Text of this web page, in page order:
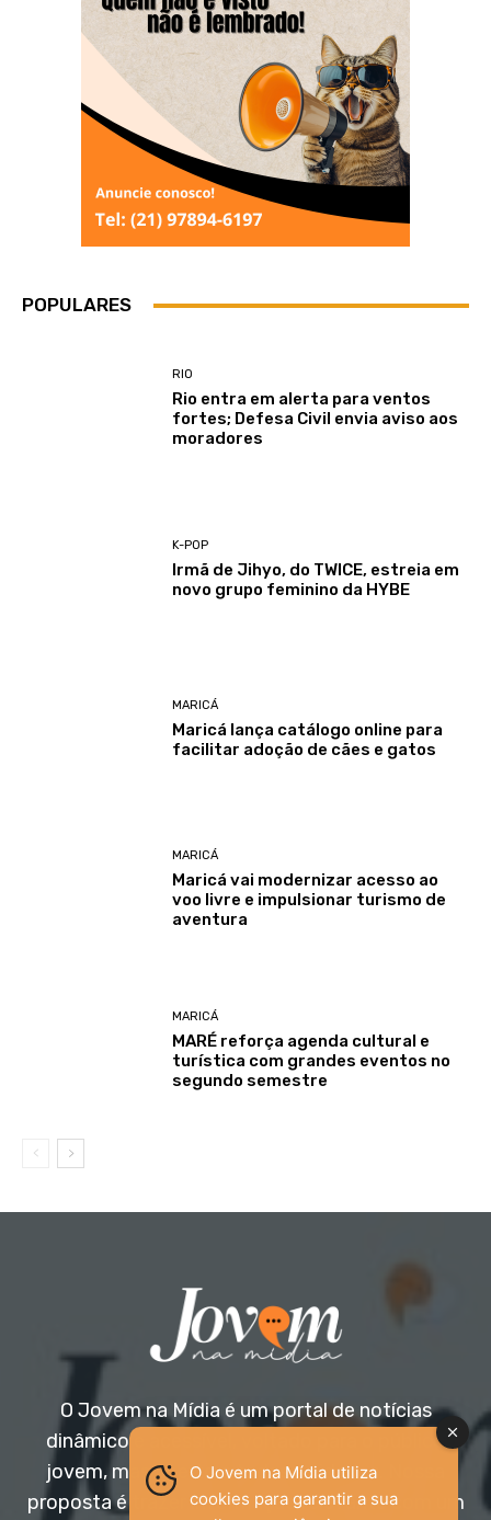
POPULARES
RIO
Rio entra em alerta para ventos
fortes; Defesa Civil envia aviso aos
moradores
K-POP
Irmã de Jihyo, do TWICE, estreia em
novo grupo feminino da HYBE
MARICÁ
Maricá lança catálogo online para
facilitar adoção de cães e gatos
MARICÁ
Maricá vai modernizar acesso ao
voo livre e impulsionar turismo de
aventura
MARICÁ
MARÉ reforça agenda cultural e
turística com grandes eventos no
segundo semestre
O Jovem na Mídia é um portal de notícias
dinâmico e acessível, voltado para o público
jovem, mas aberto a todas as idades. Nossa
proposta é trazer informação relevante com um
O Jovem na Mídia utiliza
cookies para garantir a sua